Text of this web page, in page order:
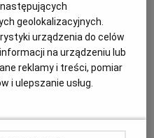
na stanowisko
geolokalizacyjnych.
urządzenia do celów
na urządzeniu lub
reklamy i treści, pomiar
i ulepszanie usług.